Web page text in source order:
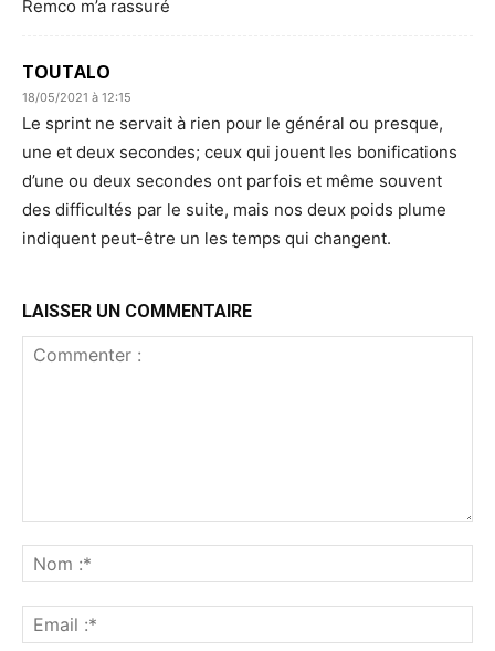
Remco m’a rassuré
TOUTALO
18/05/2021 à 12:15
Le sprint ne servait à rien pour le général ou presque,
une et deux secondes; ceux qui jouent les bonifications
d’une ou deux secondes ont parfois et même souvent
des difficultés par le suite, mais nos deux poids plume
indiquent peut-être un les temps qui changent.
LAISSER UN COMMENTAIRE